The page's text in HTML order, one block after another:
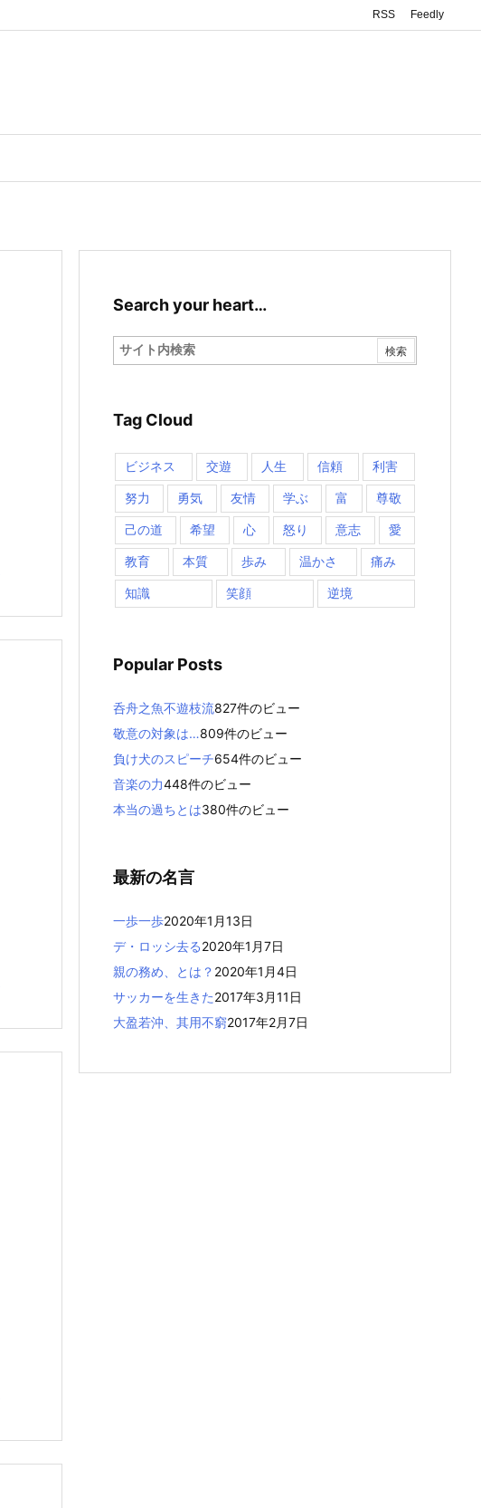
RSS Feedly
Search your heart…
Tag Cloud
ビジネス 交遊 人生 信頼 利害
努力 勇気 友情 学ぶ 富 尊敬
己の道 希望 心 怒り 意志 愛
教育 本質 歩み 温かさ 痛み
知識 笑顔 逆境
Popular Posts
呑舟之魚不遊枝流827件のビュー
敬意の対象は…809件のビュー
負け犬のスピーチ654件のビュー
音楽の力448件のビュー
本当の過ちとは380件のビュー
最新の名言
一歩一歩2020年1月13日
デ・ロッシ去る2020年1月7日
親の務め、とは？ 2020年1月4日
サッカーを生きた2017年3月11日
大盈若沖、其用不窮2017年2月7日